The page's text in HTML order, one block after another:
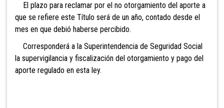
El plazo para reclamar por el no otorgamiento del aporte a
que se refiere este Título será de un año, contado desde el
mes en que debió haberse percibido.
Corresponderá a la Superintendencia de Seguridad Social
la supervigilancia y fiscalización del otorgamiento y pago del
aporte regulado en esta ley.